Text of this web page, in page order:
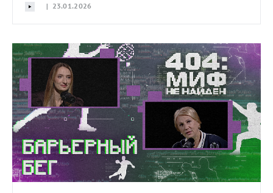
| 23.01.2026